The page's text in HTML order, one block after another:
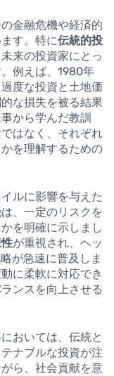
金融危機や経済的
す。特に伝統的投
来の投資家にとっ
例えば、1980年
度な投資と土地価
な損失を被る結果
から学んだ教訓
はなく、それぞれ
を理解するための
ルに影響を与えた
、一定のリスクを
を明確に示しまし
が重視され、ヘッ
が急速に普及しま
に柔軟に対応でき
ンスを向上させる
おいては、伝統と
ナブルな投資が注
ら、社会貢献を意